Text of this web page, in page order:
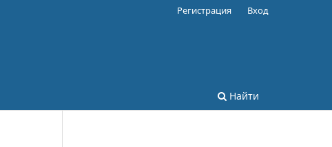
Найти
Регистрация Вход